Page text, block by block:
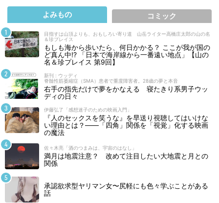
よみもの コミック
目指すは山頂よりも、おもしろい寄り道 山岳ライター高橋庄太郎の山の名
＆珍プレイス
もしも海から歩いたら、何日かかる？ ここが我が国の
ど真ん中!? 「日本で海岸線から一番遠い地点」【山の
名＆珍プレイス 第9回】
新刊 : ウッディ
脊髄性筋萎縮症（SMA）患者で重度障害者。28歳の夢と本音
右手の指先だけで夢をかなえる 寝たきり系男子ウッ
ディの日々
伊藤弘了「感想迷子のための映画入門」
『人のセックスを笑うな』を早送り視聴してはいけな
い理由とは？――「四角」関係を「視覚」化する映画
の魔法
佐々木亮「酒のつまみは、宇宙のはなし」
満月は地震注意？ 改めて注目したい大地震と月との
関係
承認欲求型ヤリマン女〜尻軽にも色々学ぶことがある
話